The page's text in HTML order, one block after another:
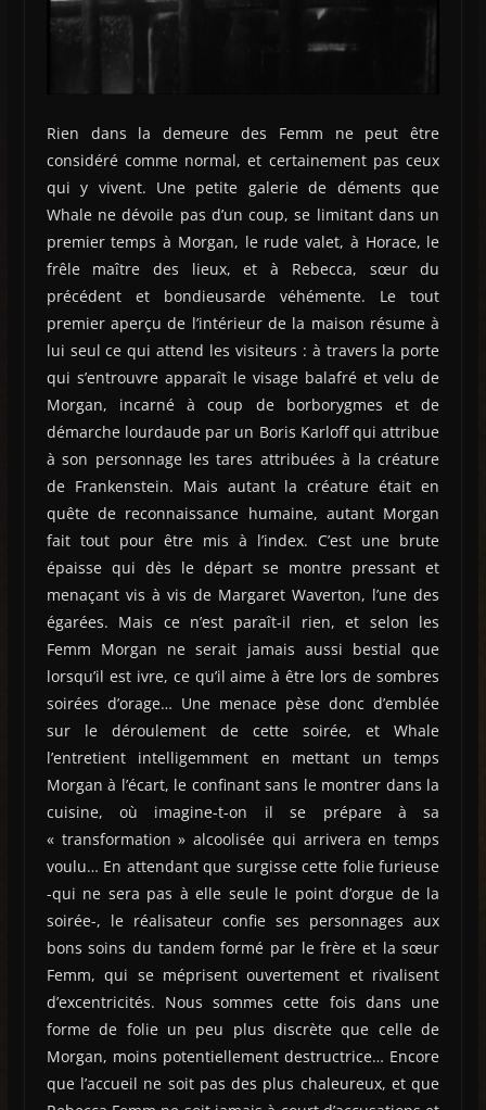
Rien dans la demeure des Femm ne peut être
considéré comme normal, et certainement pas ceux
qui y vivent. Une petite galerie de déments que
Whale ne dévoile pas d’un coup, se limitant dans un
premier temps à Morgan, le rude valet, à Horace, le
frêle maître des lieux, et à Rebecca, sœur du
précédent et bondieusarde véhémente. Le tout
premier aperçu de l’intérieur de la maison résume à
lui seul ce qui attend les visiteurs : à travers la porte
qui s’entrouvre apparaît le visage balafré et velu de
Morgan, incarné à coup de borborygmes et de
démarche lourdaude par un Boris Karloff qui attribue
à son personnage les tares attribuées à la créature
de Frankenstein. Mais autant la créature était en
quête de reconnaissance humaine, autant Morgan
fait tout pour être mis à l’index. C’est une brute
épaisse qui dès le départ se montre pressant et
menaçant vis à vis de Margaret Waverton, l’une des
égarées. Mais ce n’est paraît-il rien, et selon les
Femm Morgan ne serait jamais aussi bestial que
lorsqu’il est ivre, ce qu’il aime à être lors de sombres
soirées d’orage… Une menace pèse donc d’emblée
sur le déroulement de cette soirée, et Whale
l’entretient intelligemment en mettant un temps
Morgan à l’écart, le confinant sans le montrer dans la
cuisine, où imagine-t-on il se prépare à sa
« transformation » alcoolisée qui arrivera en temps
voulu… En attendant que surgisse cette folie furieuse
-qui ne sera pas à elle seule le point d’orgue de la
soirée-, le réalisateur confie ses personnages aux
bons soins du tandem formé par le frère et la sœur
Femm, qui se méprisent ouvertement et rivalisent
d’excentricités. Nous sommes cette fois dans une
forme de folie un peu plus discrète que celle de
Morgan, moins potentiellement destructrice… Encore
que l’accueil ne soit pas des plus chaleureux, et que